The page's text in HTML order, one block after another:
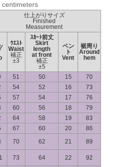
centimeters
仕上がりサイズ
Finished
Measurement
ｳｴｽﾄ
Waist
補正
±3
ｽｶｰﾄ前丈
Skirt
length
at front
補正
±5
ベン
ト
Vent
裾周り
Around
hem
51 50 15
70
54 52 16
73
57 54 17
76
60 56 18
79
64 58 19
83
67 60 20
86
70 62 21
89
73 64 22
92